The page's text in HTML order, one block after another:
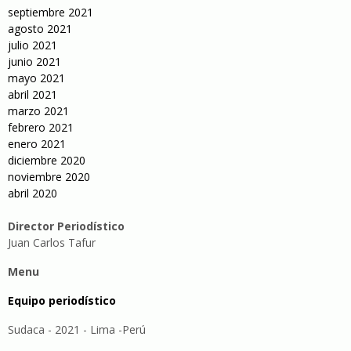
septiembre 2021
agosto 2021
julio 2021
junio 2021
mayo 2021
abril 2021
marzo 2021
febrero 2021
enero 2021
diciembre 2020
noviembre 2020
abril 2020
Director Periodístico
Juan Carlos Tafur
Menu
Equipo periodístico
Sudaca - 2021 - Lima -Perú